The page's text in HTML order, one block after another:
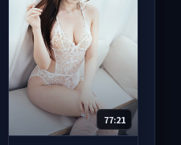
77:21